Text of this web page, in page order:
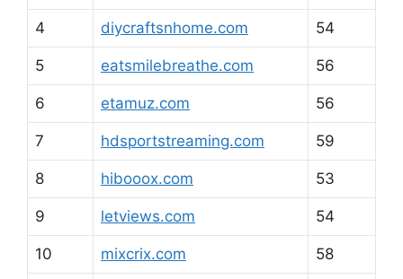
4 diycraftsnhome.com 54
5 eatsmilebreathe.com 56
6 etamuz.com 56
7 hdsportstreaming.com 59
8 hibooox.com 53
9 letviews.com 54
10 mixcrix.com 58